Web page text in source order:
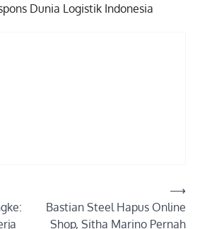
Dunia Logistik Indonesia
Bastian Steel Hapus Online
Shop, Sitha Marino Pernah
⟶